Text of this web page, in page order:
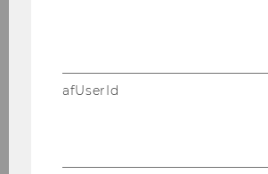
afUserId